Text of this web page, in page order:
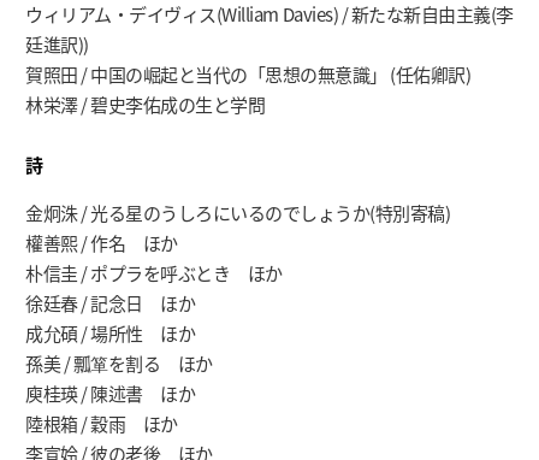
ウィリアム・デイヴィス(William Davies) / 新たな新自由主義(李
廷進訳))
賀照田 / 中国の崛起と当代の「思想の無意識」 (任佑卿訳)
林栄澤 / 碧史李佑成の生と学問
詩
金炯洙 / 光る星のうしろにいるのでしょうか(特別寄稿)
權善熙 / 作名 ほか
朴信圭 / ポプラを呼ぶとき ほか
徐廷春 / 記念日 ほか
成允碩 / 場所性 ほか
孫美 / 瓢箪を割る ほか
庾桂瑛 / 陳述書 ほか
陸根箱 / 穀雨 ほか
李宣姈 / 彼の老後 ほか